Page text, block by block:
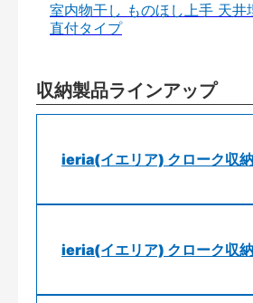
室内物干し ものほし上手 天井
直付タイプ
収納製品ラインアップ
ieria(イエリア) クローク収
ieria(イエリア) クローク収